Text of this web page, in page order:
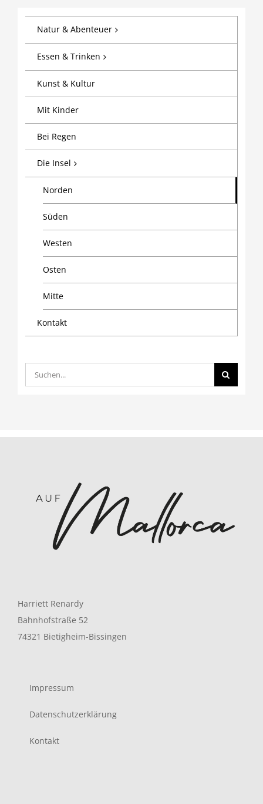
Natur & Abenteuer
Essen & Trinken
Kunst & Kultur
Mit Kinder
Bei Regen
Die Insel
Norden
Süden
Westen
Osten
Mitte
Kontakt
Suche
nach:
Harriett Renardy
Bahnhofstraße 52
74321 Bietigheim-Bissingen
Impressum
Datenschutzerklärung
Kontakt